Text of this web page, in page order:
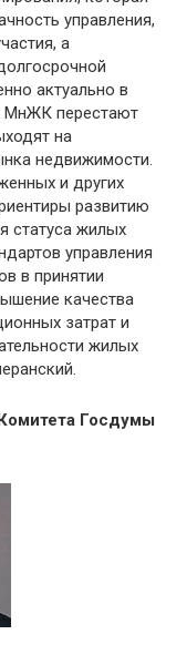
управления,
а
актуально в
МнЖК перестают
на
недвижимости.
и других
развитию
статуса жилых
управления
в принятии
качества
затрат и
жилых
Госдумы